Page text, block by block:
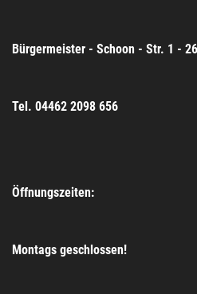
Bürgermeister - Schoon - Str. 1 -
Tel. 04462 2098 656
Öffnungszeiten:
Montags geschlossen!